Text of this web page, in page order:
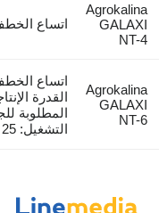
Agrokalina
GALAXI
NT-4
اتساع الخطف:
Agrokalina
GALAXI
NT-6
التشغيل: 25 كيلومتر / ساعة